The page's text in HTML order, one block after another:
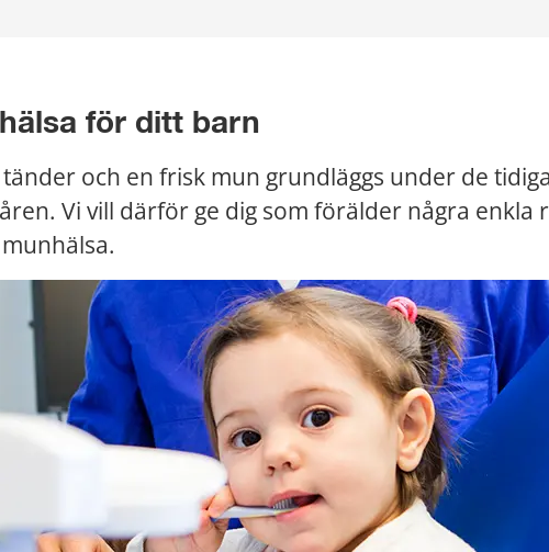
för ditt barn
tänder och en frisk mun grundläggs under de tidiga
Vi vill därför ge dig som förälder några enkla